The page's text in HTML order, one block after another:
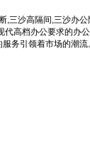
三沙高隔间,三沙办
高档办公要求的办
务引领着市场的潮